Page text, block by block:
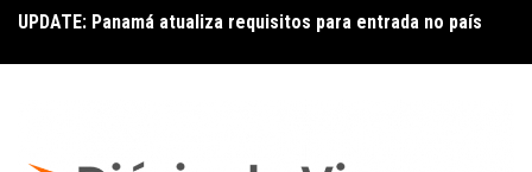
UPDATE: Panamá atualiza requisitos para entrada no país
Copa – Atualização: Política de Alterações e Reembolsos